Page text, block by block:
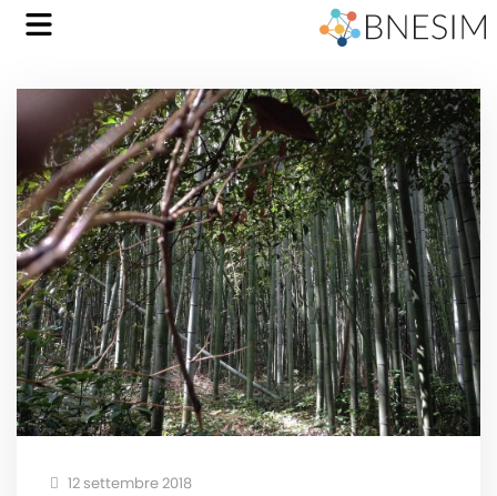
12 settembre 2018